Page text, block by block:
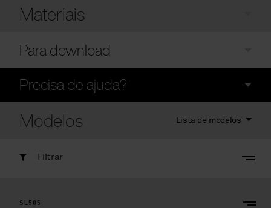
Materiais
Para download
Precisa de ajuda?
Modelos Lista de modelos
Filtrar
SL505